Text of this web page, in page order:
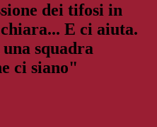
dei tifosi in
E ci aiuta.
squadra
ci siano"